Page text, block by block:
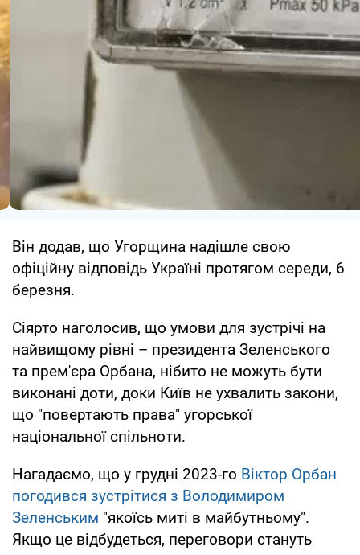
Він додав, що Угорщина надішле свою
офіційну відповідь Україні протягом середи, 6
березня.
Сіярто наголосив, що умови для зустрічі на
найвищому рівні – президента Зеленського
та прем'єра Орбана, нібито не можуть бути
виконані доти, доки Київ не ухвалить закони,
що "повертають права" угорської
національної спільноти.
Нагадаємо, що у грудні 2023-го Віктор Орбан
погодився зустрітися з Володимиром
Зеленським "якоїсь миті в майбутньому".
Якщо це відбудеться, переговори стануть